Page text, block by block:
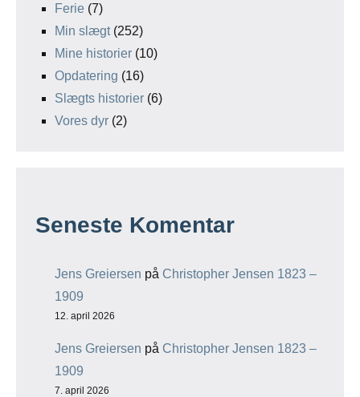
Ferie (7)
Min slægt(252)
Mine historier (10)
Opdatering (16)
Slægts historier (6)
Vores dyr (2)
Seneste Komentar
Jens Greiersen på Christopher Jensen 1823 –
1909
12. april 2026
Jens Greiersen på Christopher Jensen 1823 –
1909
7. april 2026